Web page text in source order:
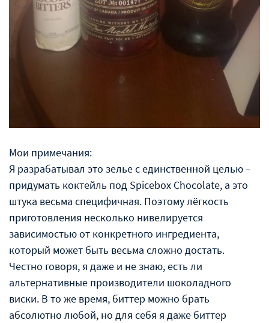
Мои примечания:
Я разрабатывал это зелье с единственной целью –
придумать коктейль под Spicebox Chocolate, а это
штука весьма специфичная. Поэтому лёгкость
приготовления несколько нивелируется
зависимостью от конкретного ингредиента,
который может быть весьма сложно достать.
Честно говоря, я даже и не знаю, есть ли
альтернативные производители шоколадного
виски. В то же время, биттер можно брать
абсолютно любой, но для себя я даже биттер